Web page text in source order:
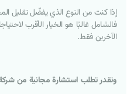
إذا كنت من النوع الذي يفضّل تقليل
فالشامل غالبًا هو الخيار الأقرب
الآخرين فقط.
وتقدر تطلب استشارة مجانية من شركة